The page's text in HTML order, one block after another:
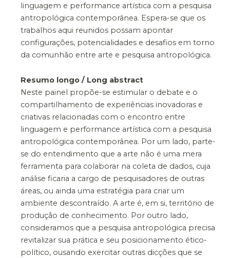
linguagem e performance artística com a pesquisa
antropológica contemporânea. Espera-se que os
trabalhos aqui reunidos possam apontar
configurações, potencialidades e desafios em torno
da comunhão entre arte e pesquisa antropológica.
Resumo longo / Long abstract
Neste painel propõe-se estimular o debate e o
compartilhamento de experiências inovadoras e
criativas relacionadas com o encontro entre
linguagem e performance artística com a pesquisa
antropológica contemporânea. Por um lado, parte-
se do entendimento que a arte não é uma mera
ferramenta para colaborar na coleta de dados, cuja
análise ficaria a cargo de pesquisadores de outras
áreas, ou ainda uma estratégia para criar um
ambiente descontraído. A arte é, em si, território de
produção de conhecimento. Por outro lado,
consideramos que a pesquisa antropológica precisa
revitalizar sua prática e seu posicionamento ético-
político, ousando exercitar outras dicções que se